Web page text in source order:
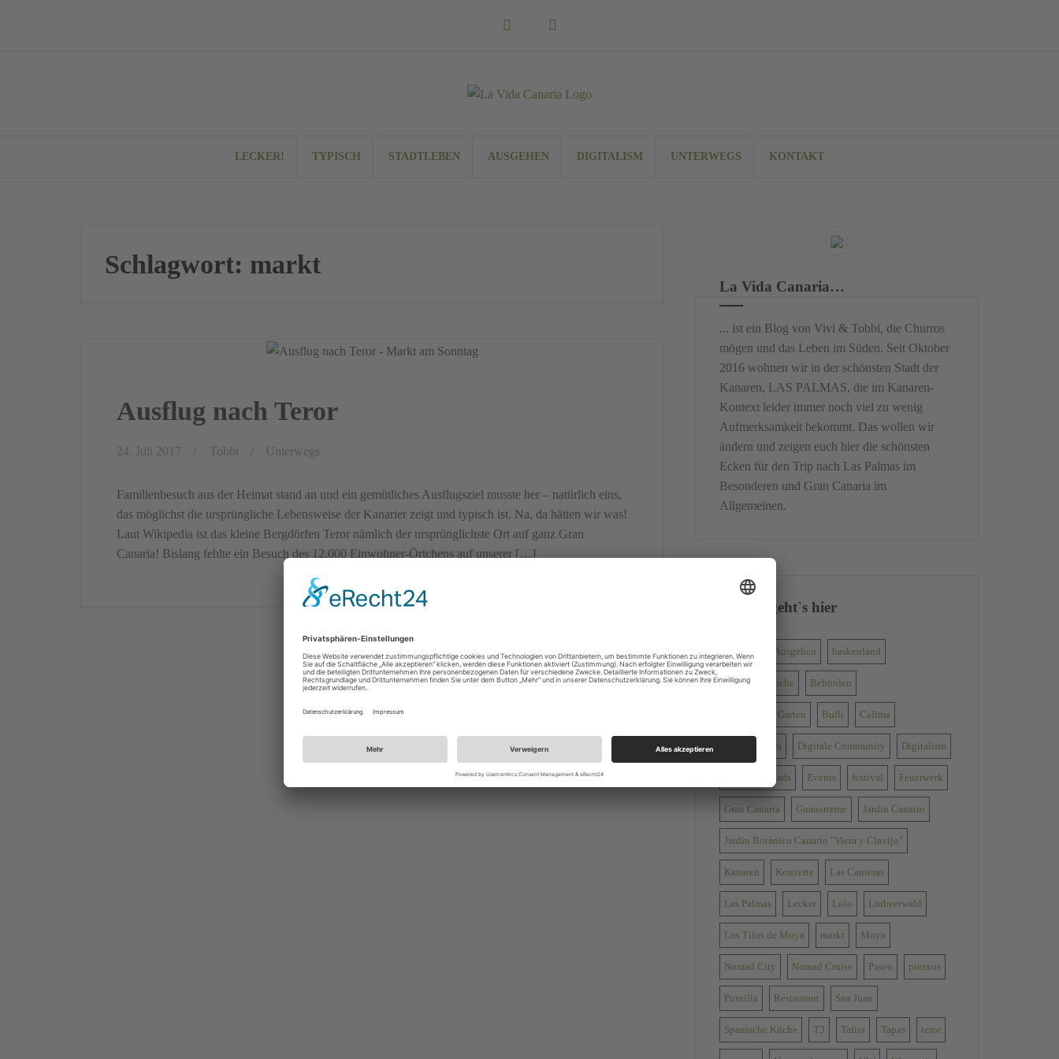
LECKER! TYPISCH STADTLEBEN AUSGEHEN DIGITALISM UNTERWEGS KONTAKT
Schlagwort: markt
Ausflug nach Teror
24. Juli 2017 Tobbi Unterwegs
Familienbesuch aus der Heimat stand an und ein gemütliches Ausflugsziel musste her – natürlich eins,
das möglichst die ursprüngliche Lebensweise der Kanarier zeigt und typisch ist. Na, da hätten wir was!
Laut Wikipedia ist das kleine Bergdörfen Teror nämlich der ursprünglichste Ort auf ganz Gran
Canaria! Bislang fehlte ein Besuch des 12.000 Einwohner-Örtchens auf unserer […]
La Vida Canaria…
... ist ein Blog von Vivi & Tobbi, die Churros
mögen und das Leben im Süden. Seit Oktober
2016 wohnen wir in der schönsten Stadt der
Kanaren, LAS PALMAS, die im Kanaren-
Kontext leider immer noch viel zu wenig
Aufmerksamkeit bekommt. Das wollen wir
ändern und zeigen euch hier die schönsten
Ecken für den Trip nach Las Palmas im
Besonderen und Gran Canaria im
Allgemeinen.
Darum geht`s hier
Ausflug Ausgehen baskenland
baskische küche Behörden
Botanischer Garten Bulli Calima
Come mi gira Digitale Community Digitalism
Digital Nomads Events festival Feuerwerk
Gran Canaria Guanarteme Jardin Canario
Jardín Botánico Canario "Viera y Clavijo"
Kanaren Konzerte Las Canteras
Las Palmas Lecker Lolo Lorbeerwald
Los Tilos de Moya markt Moya
Nomad City Nomad Cruise Paseo pintxos
Puntilla Restaurant San Juan
Spanische Küche T3 Tafira Tapas teror